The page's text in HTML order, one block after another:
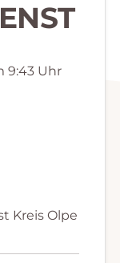
9:43 Uhr
Kreis Olpe